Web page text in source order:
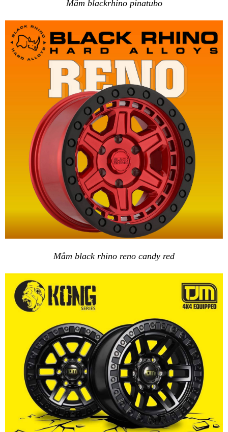
Mâm blackrhino pinatubo
Mâm black rhino reno candy red